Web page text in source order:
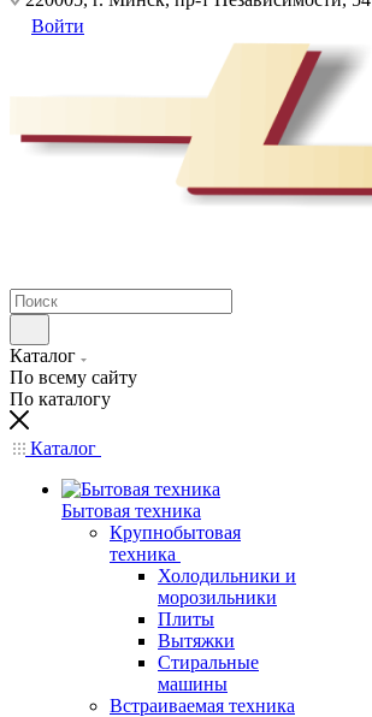
Войти
Каталог
По всему сайту
По каталогу
Каталог
Бытовая техника
Крупнобытовая
техника
Холодильники и
морозильники
Плиты
Вытяжки
Стиральные
машины
Встраиваемая техника